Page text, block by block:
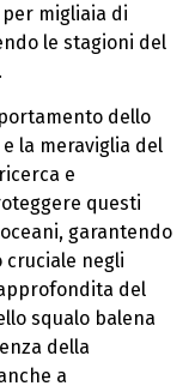
migliaia di
le stagioni del
dello
la meraviglia del
e
questi
garantendo
cruciale negli
del
squalo balena
della
a